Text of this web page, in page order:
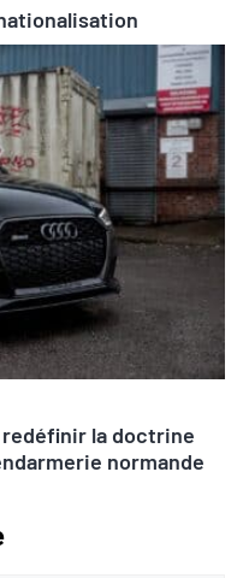
redéfinir la doctrine
normande